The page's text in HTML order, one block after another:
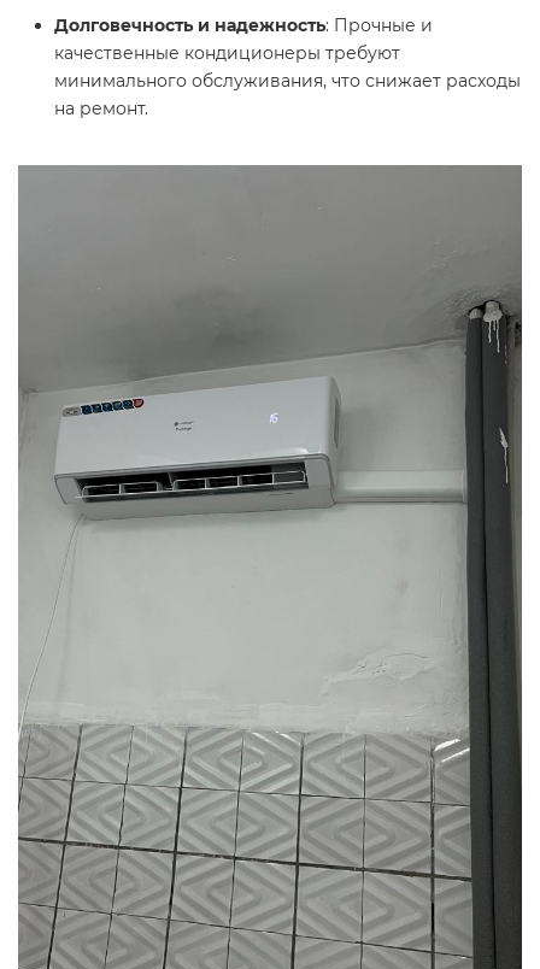
Долговечность и надежность: Прочные и
качественные кондиционеры требуют
минимального обслуживания, что снижает расходы
на ремонт.